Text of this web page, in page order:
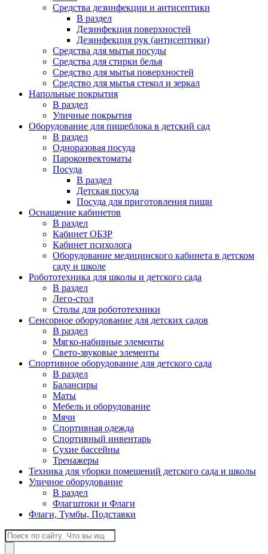
Средства дезинфекции и антисептики
В раздел
Дезинфекция поверхностей
Дезинфекция рук (антисептики)
Средства для мытья посуды
Средства для стирки белья
Средство для мытья поверхностей
Средство для мытья стекол и зеркал
Напольные покрытия
В раздел
Уличные покрытия
Оборудование для пищеблока в детский сад
В раздел
Одноразовая посуда
Пароконвектоматы
Посуда
В раздел
Детская посуда
Посуда для приготовления пищи
Оснащение кабинетов
В раздел
Кабинет ОБЗР
Кабинет психолога
Оборудование медицинского кабинета в детском
саду и школе
Робототехника для школы и детского сада
В раздел
Лего-стол
Столы для робототехники
Сенсорное оборудование для детских садов
В раздел
Мягко-набивные элементы
Свето-звуковые элементы
Спортивное оборудование для детского сада
В раздел
Балансиры
Маты
Мебель и оборудование
Мячи
Спортивная одежда
Спортивный инвентарь
Сухие бассейны
Тренажеры
Техника для уборки помещений детского сада и школы
Уличное оборудование
В раздел
Флагштоки и Флаги
Флаги, Тумбы, Подставки
Поиск
товаров